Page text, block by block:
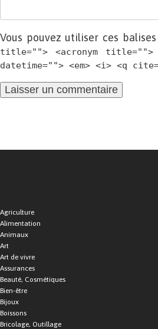
Vous pouvez utiliser ces
title=""> <acronym title="">
datetime=""> <em> <i> <q
Agriculture
Alimentation
Animaux
Art
Art de vivre
Assurances
Beauté, Cosmétiques
Bien-être
Bijoux
Boissons
Bricolage, Outillage